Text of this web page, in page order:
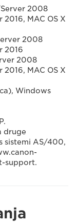
2008
MAC OS X
2008
2016
2008
MAC OS X
Windows
druge
sistemi AS/400,
support.